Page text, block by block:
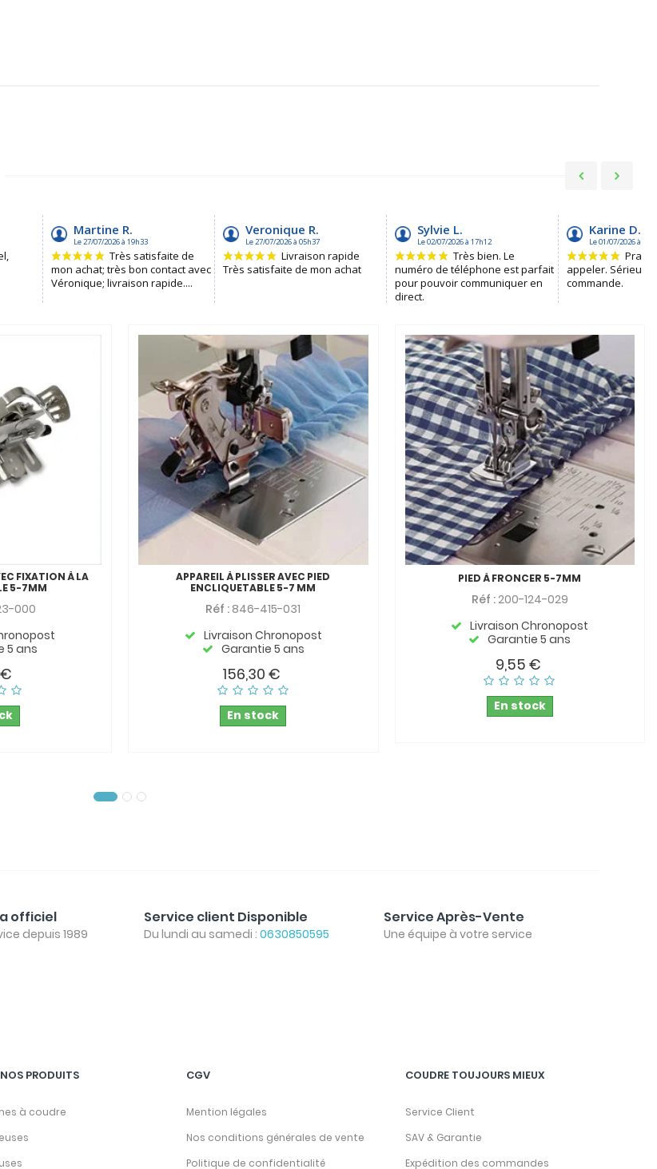
FIXATION À LA
5-7MM
000
5 ans
APPAREIL À PLISSER AVEC PIED
ENCLIQUETABLE 5-7 MM
Réf : 846-415-031
Livraison Chronopost
Garantie 5 ans
156,30 €
En stock
PIED À FRONCER 5-7MM
Réf :200-124-029
Livraison Chronopost
Garantie 5 ans
9,55 €
En stock
officiel
depuis 1989
Service client Disponible
Du lundi au samedi : 0630850595
Service Après-Vente
Une équipe à votre service
PRODUITS
à coudre
CGV
Mention légales
Nos conditions générales de vente
Politique de confidentialité
COUDRE TOUJOURS MIEUX
Service Client
SAV & Garantie
Expédition des commandes